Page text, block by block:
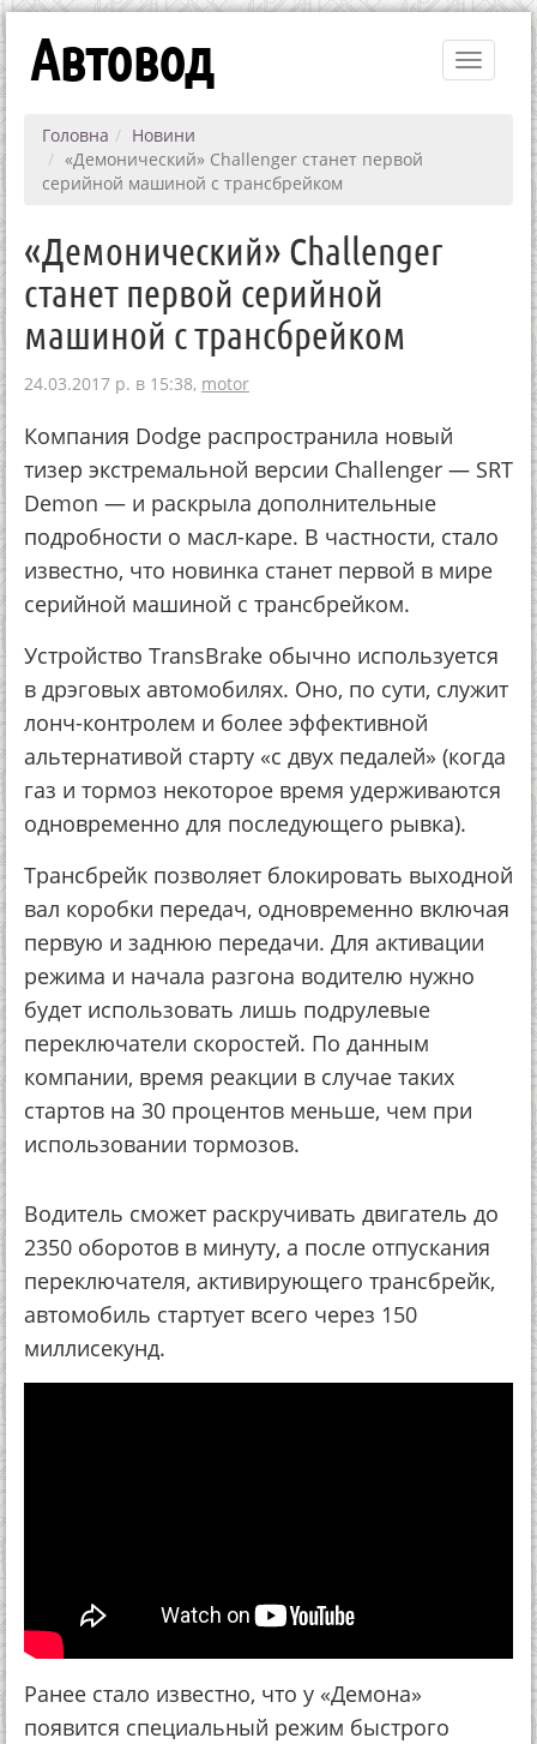
Toggle
Автовод
Головна
Новини
«Демонический» Challenger станет первой
серийной машиной с трансбрейком
«Демонический» Challenger
станет первой серийной
машиной с трансбрейком
24.03.2017 р. в 15:38, motor
Компания Dodge распространила новый
тизер экстремальной версии Challenger — SRT
Demon — и раскрыла дополнительные
подробности о масл-каре. В частности, стало
известно, что новинка станет первой в мире
серийной машиной с трансбрейком.
Устройство TransBrake обычно используется
в дрэговых автомобилях. Оно, по сути, служит
лонч-контролем и более эффективной
альтернативой старту «с двух педалей» (когда
газ и тормоз некоторое время удерживаются
одновременно для последующего рывка).
Трансбрейк позволяет блокировать выходной
вал коробки передач, одновременно включая
первую и заднюю передачи. Для активации
режима и начала разгона водителю нужно
будет использовать лишь подрулевые
переключатели скоростей. По данным
компании, время реакции в случае таких
стартов на 30 процентов меньше, чем при
использовании тормозов.
Водитель сможет раскручивать двигатель до
2350 оборотов в минуту, а после отпускания
переключателя, активирующего трансбрейк,
автомобиль стартует всего через 150
миллисекунд.
Ранее стало известно, что у «Демона»
появится специальный режим быстрого